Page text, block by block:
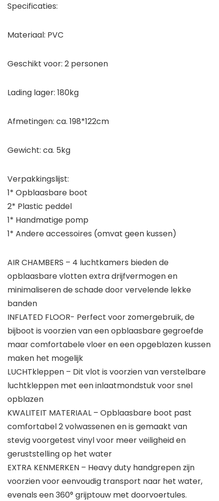
Specificaties:
Materiaal: PVC
Geschikt voor: 2 personen
Lading lager: 180kg
Afmetingen: ca. 198*122cm
Gewicht: ca. 5kg
Verpakkingslijst:
1* Opblaasbare boot
2* Plastic peddel
1* Handmatige pomp
1* Andere accessoires (omvat geen kussen)
AIR CHAMBERS – 4 luchtkamers bieden de
opblaasbare vlotten extra drijfvermogen en
minimaliseren de schade door vervelende lekke
banden
INFLATED FLOOR- Perfect voor zomergebruik, de
bijboot is voorzien van een opblaasbare gegroefde
maar comfortabele vloer en een opgeblazen kussen
maken het mogelijk
LUCHTkleppen – Dit vlot is voorzien van verstelbare
luchtkleppen met een inlaatmondstuk voor snel
opblazen
KWALITEIT MATERIAAL – Opblaasbare boot past
comfortabel 2 volwassenen en is gemaakt van
stevig voorgetest vinyl voor meer veiligheid en
geruststelling op het water
EXTRA KENMERKEN – Heavy duty handgrepen zijn
voorzien voor eenvoudig transport naar het water,
evenals een 360° grijptouw met doorvoertules.